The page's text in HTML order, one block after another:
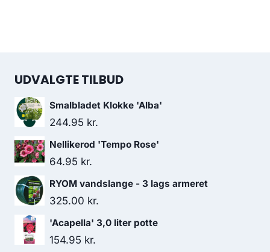
UDVALGTE TILBUD
Smalbladet Klokke 'Alba'
244.95 kr.
Nellikerod 'Tempo Rose'
64.95 kr.
RYOM vandslange - 3 lags armeret
325.00 kr.
'Acapella' 3,0 liter potte
154.95 kr.